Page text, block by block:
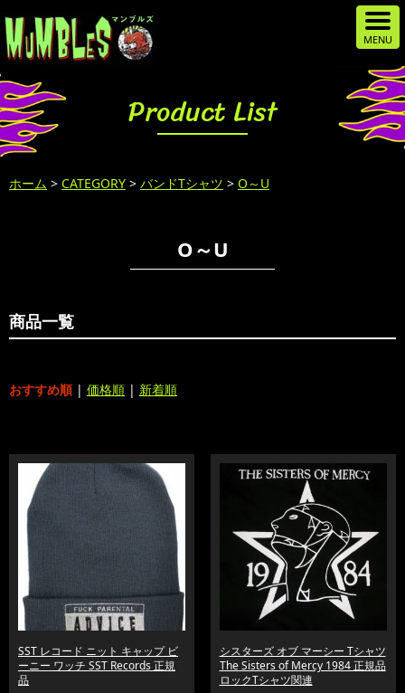
Product List
ホーム > CATEGORY > バンドTシャツ > O～U
O～U
商品一覧
おすすめ順 | 価格順 | 新着順
SST レコード ニット キャップ ビ
ーニー ワッチ SST Records 正規
品
シスターズ オブ マーシー Tシャツ
The Sisters of Mercy 1984 正規品
ロックTシャツ関連